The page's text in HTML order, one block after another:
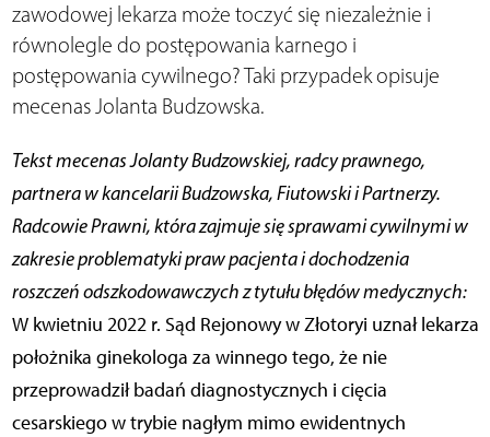
zawodowej lekarza może toczyć się niezależnie i
równolegle do postępowania karnego i
postępowania cywilnego? Taki przypadek opisuje
mecenas Jolanta Budzowska.
Tekst mecenas Jolanty Budzowskiej, radcy prawnego,
partnera w kancelarii Budzowska, Fiutowski i Partnerzy.
Radcowie Prawni, która zajmuje się sprawami cywilnymi w
zakresie problematyki praw pacjenta i dochodzenia
roszczeń odszkodowawczych z tytułu błędów medycznych:
W kwietniu 2022 r. Sąd Rejonowy w Złotoryi uznał lekarza
położnika ginekologa za winnego tego, że nie
przeprowadził badań diagnostycznych i cięcia
cesarskiego w trybie nagłym mimo ewidentnych